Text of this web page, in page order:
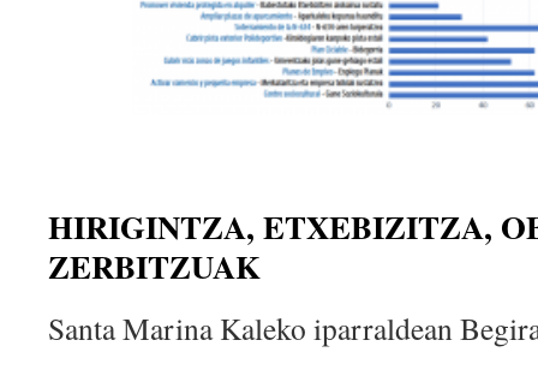
HIRIGINTZA, ETXEBIZITZA,
ZERBITZUAK
Santa Marina Kaleko iparraldean